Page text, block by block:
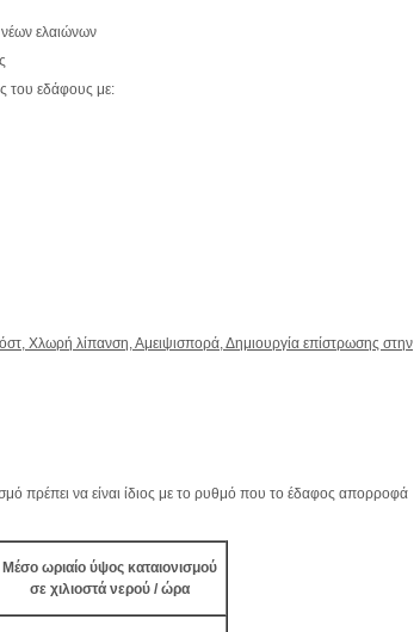
ελαιώνων
του εδάφους με:
Χλωρή λίπανση, Αμειψισπορά, Δημιουργία επίστρωσης στην
πρέπει να είναι ίδιος με το ρυθμό που το έδαφος απορροφά
Μέσο ωριαίο ύψος καταιονισμού
σε χιλιοστά νερού / ώρα